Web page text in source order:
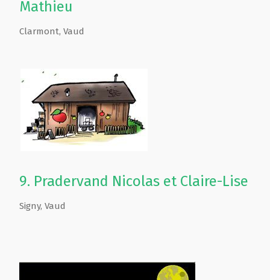
Mathieu
Clarmont, Vaud
9. Pradervand Nicolas et Claire-Lise
Signy, Vaud